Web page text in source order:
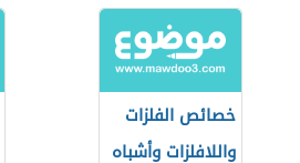
خصائص الفلزات
واللافلزات وأشباه